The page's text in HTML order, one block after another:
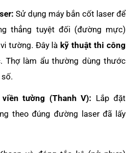
Sử dụng máy bắn cốt laser để
thẳng tuyệt đối (đường mực)
tường. Đây là kỹ thuật thi công
Thợ làm ẩu thường dùng thước
tường (Thanh V): Lắp đặt
theo đúng đường laser đã lấy